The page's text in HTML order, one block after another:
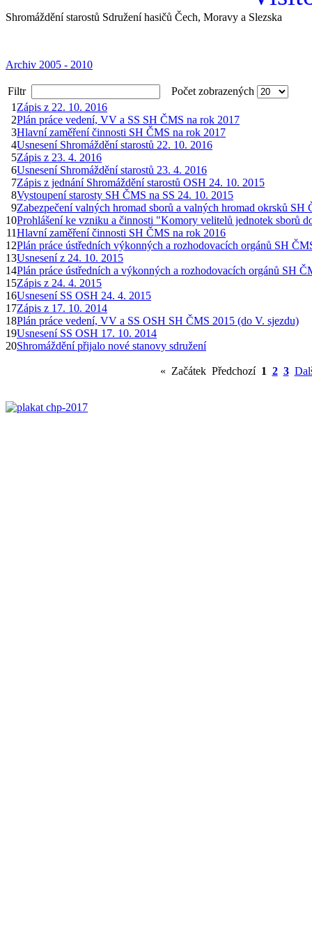
Shromáždění starostů Sdružení hasičů Čech, Moravy a Slezska
Archiv 2005 - 2010
Filtr
Počet zobrazených
1 Zápis z 22. 10. 2016
2Plán práce vedení, VV a SS SH ČMS na rok 2017
3Hlavní zaměření činnosti SH ČMS na rok 2017
4Usnesení Shromáždění starostů 22. 10. 2016
5Zápis z 23. 4. 2016
6Usnesení Shromáždění starostů 23. 4. 2016
7Zápis z jednání Shromáždění starostů OSH 24. 10. 2015
8Vystoupení starosty SH ČMS na SS 24. 10. 2015
9Zabezpečení valných hromad sborů a valných hromad okrsků
10Prohlášení ke vzniku a činnosti "Komory velitelů jednotek sborů
11Hlavní zaměření činnosti SH ČMS na rok 2016
12Plán práce ústředních výkonných a rozhodovacích orgánů SH
13Usnesení z 24. 10. 2015
14Plán práce ústředních a výkonných a rozhodovacích orgánů SH
15Zápis z 24. 4. 2015
16Usnesení SS OSH 24. 4. 2015
17Zápis z 17. 10. 2014
18Plán práce vedení, VV a SS OSH SH ČMS 2015 (do V. sjezdu)
19Usnesení SS OSH 17. 10. 2014
20Shromáždění přijalo nové stanovy sdružení
« Začátek Předchozí 1 2 3